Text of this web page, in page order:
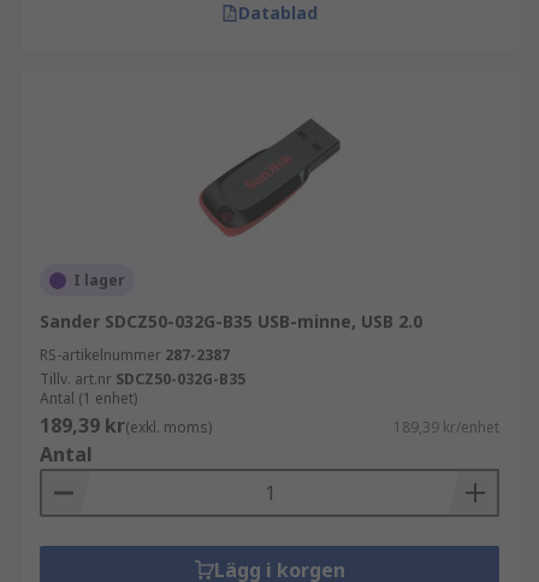
Datablad
I lager
Sander SDCZ50-032G-B35 USB-minne, USB 2.0
RS-artikelnummer 287-2387
Tillv. art.nr SDCZ50-032G-B35
Antal (1 enhet)
189,39 kr(exkl. moms) 189,39 kr/enhet
Antal
Lägg i korgen